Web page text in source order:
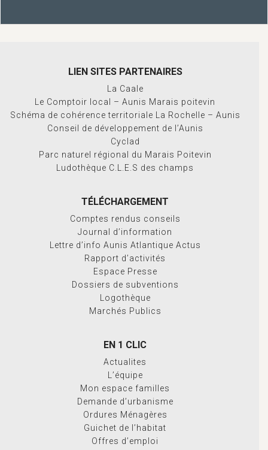
LIEN SITES PARTENAIRES
La Caale
Le Comptoir local – Aunis Marais poitevin
Schéma de cohérence territoriale La Rochelle – Aunis
Conseil de développement de l’Aunis
Cyclad
Parc naturel régional du Marais Poitevin
Ludothèque C.L.E.S des champs
TÉLÉCHARGEMENT
Comptes rendus conseils
Journal d’information
Lettre d’info Aunis Atlantique Actus
Rapport d’activités
Espace Presse
Dossiers de subventions
Logothèque
Marchés Publics
EN 1 CLIC
Actualites
L’équipe
Mon espace familles
Demande d’urbanisme
Ordures Ménagères
Guichet de l’habitat
Offres d’emploi